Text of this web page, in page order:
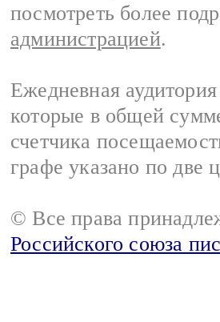
посмотреть более
администрацией.
Ежедневная
которые в общей
счетчика
графе указано по две
© Все права
Российского союза